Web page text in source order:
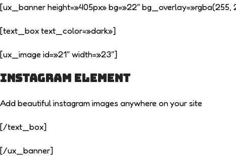
[ux_banner height=»405px» bg=»22″
[text_box text_color=»dark»]
[ux_image id=»21″ width=»23″]
Instagram element
Add beautiful instagram images anywhere on your site
[/text_box]
[/ux_banner]